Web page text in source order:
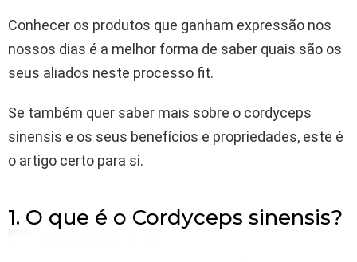
Conhecer os produtos que ganham expressão nos
nossos dias é a melhor forma de saber quais são os
seus aliados neste processo fit.
Se também quer saber mais sobre o cordyceps
sinensis e os seus benefícios e propriedades, este é
o artigo certo para si.
1. O que é o Cordyceps sinensis?